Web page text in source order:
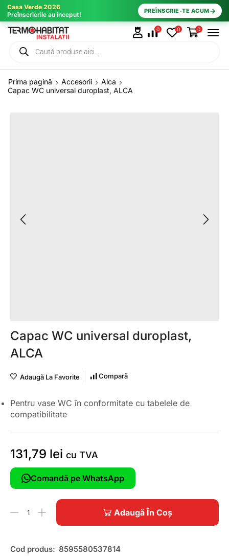
Casa Verde 2026
Preînscrierile au început!
PREÎNSCRIE-TE ACUM→
0 0 0
Prima pagină Accesorii
Alca
Capac WC universal duroplast, ALCA
Capac WC universal duroplast,
ALCA
Adaugă La Favorite Compară
Pentru vase WC în conformitate cu tabelele de
compatibilitate
131,79 lei cu TVA
Comandă pe WhatsApp
Adaugă În Coș
Cod produs: 8595580537814